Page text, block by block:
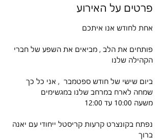
פרטים על האירוע
אחת לחודש אנו איתכם
פותחים את הלב , מביאים את השפע של חברי
הקהילה שלנו
ביום שישי של חודש ספטמבר  , אני כל כך
שמחה לארח במרחב שלנו במגשימים
משעה 10:00 עד 12:00
נפתח בקונצרט קרעות קריסטל ייחודי עם יאנה
ברוך